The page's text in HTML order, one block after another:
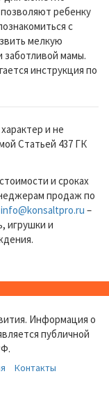
ребенку
с
мелкую
заботливой мамы.
инструкция по
и не
Статьей 437 ГК
и сроках
продаж по
info@konsaltpro.ru –
игрушки и
Информация о
публичной
Контакты